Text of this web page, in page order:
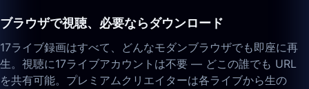
ブラウザで視聴、必要ならダウンロード
17ライブ録画はすべて、どんなモダンブラウザでも即座に再
生。視聴に17ライブアカウントは不要 — どこの誰でも URL
を共有可能。プレミアムクリエイターは各ライブから生の